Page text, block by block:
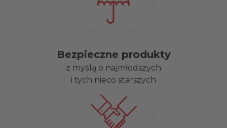
Bezpieczne produkty
z myślą o najmłodszych
i tych nieco starszych